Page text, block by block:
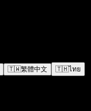
🇹🇼繁體中文 🇹🇭ไทย